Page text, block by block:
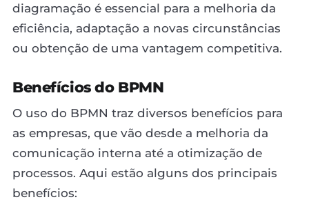
diagramação é essencial para a melhoria da
eficiência, adaptação a novas circunstâncias
ou obtenção de uma vantagem competitiva.
Benefícios do BPMN
O uso do BPMN traz diversos benefícios para
as empresas, que vão desde a melhoria da
comunicação interna até a otimização de
processos. Aqui estão alguns dos principais
benefícios: